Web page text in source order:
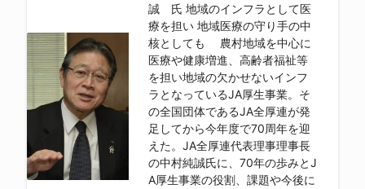
誠 氏 地域のインフラとして医
療を担い 地域医療の守り手の中
核としても 農村地域を中心に
医療や健康増進、高齢者福祉等
を担い地域の欠かせないインフ
ラとなっているJA厚生事業。そ
の全国団体であるJA全厚連が発
足してから今年度で70周年を迎
えた。JA全厚連代表理事理事長
の中村純誠氏に、70年の歩みとJ
A厚生事業の役割、課題や今後に